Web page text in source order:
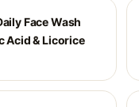
Face Wash
Acid & Licorice